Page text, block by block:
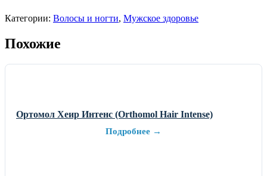
Категории: Волосы и ногти, Мужское здоровье
Похожие
Ортомол Хеир Интенс (Orthomol Hair Intense)
Подробнее →